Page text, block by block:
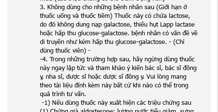
3. Không dùng cho những bệnh nhân sau (Giới hạn ở
thuốc uống và thuốc tiêm) Thuốc này có chứa lactose,
do đó không dung nạp galactose, thiếu hụt Lapp lactase
hoặc hấp thu glucose-galactose. bệnh nhân có vấn đề về
di truyền như kém hấp thu glucose-galactose. - (Chỉ
dùng thuốc viên) -
-4. Trong những trường hợp sau, hãy ngừng dùng thuốc
này ngay lập tức và tham khảo ý kiến ​​bác sĩ, bác sĩ đông
y, nha sĩ, dược sĩ hoặc dược sĩ đông y. Vui lòng mang
theo tài liệu đính kèm này bất cứ khi nào có thể trong
quá trình tư vấn.
-1) Nếu dùng thuốc này xuất hiện các triệu chứng sau